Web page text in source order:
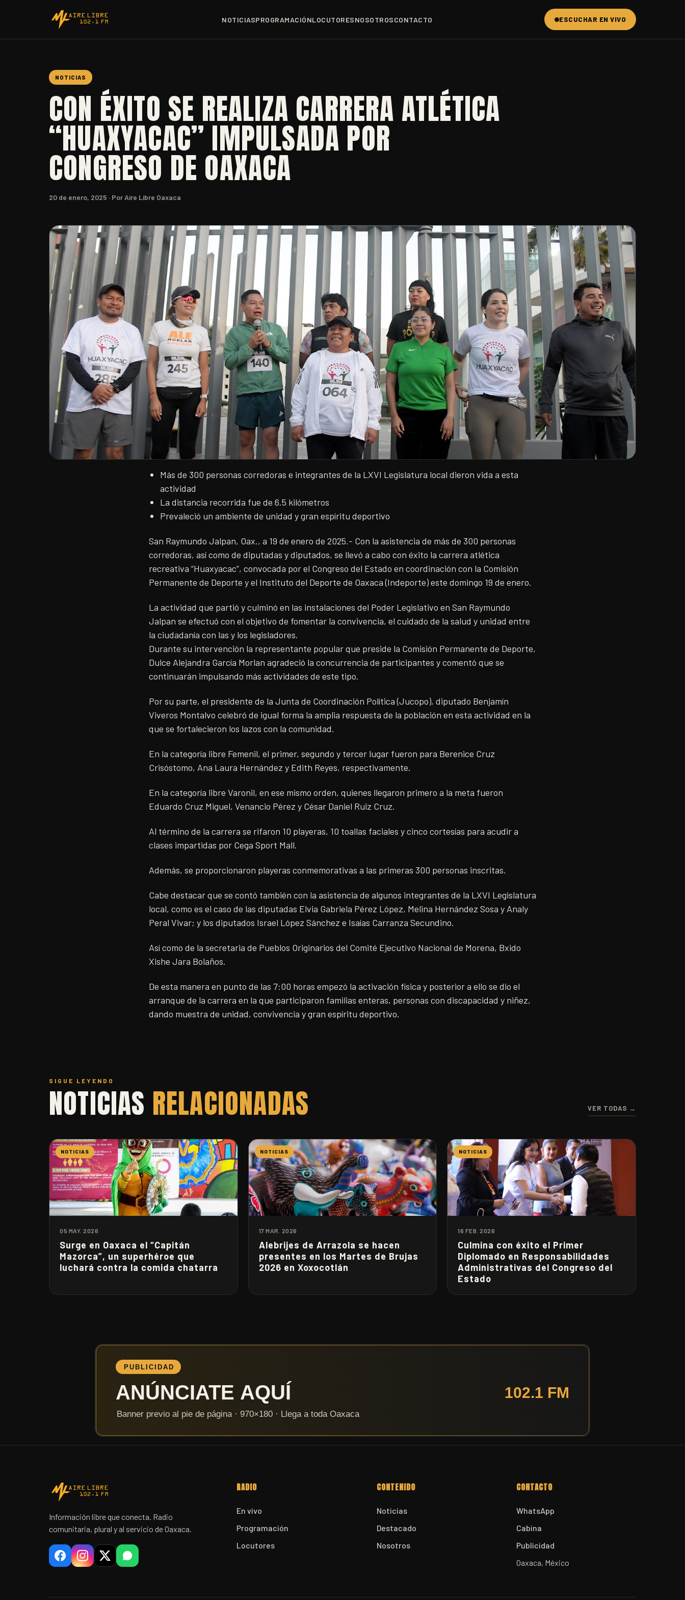
NOTICIASPROGRAMACIÓNLOCUTORESNOSOTROSCONTACTO ESCUCHAR EN VIVO
NOTICIAS
CON ÉXITO SE REALIZA CARRERA ATLÉTICA
“HUAXYACAC” IMPULSADA POR
CONGRESO DE OAXACA
20 de enero, 2025 · Por Aire Libre Oaxaca
Más de 300 personas corredoras e integrantes de la LXVI Legislatura local dieron vida a esta
actividad
La distancia recorrida fue de 6.5 kilómetros
Prevaleció un ambiente de unidad y gran espíritu deportivo
San Raymundo Jalpan, Oax., a 19 de enero de 2025.- Con la asistencia de más de 300 personas
corredoras, así como de diputadas y diputados, se llevó a cabo con éxito la carrera atlética
recreativa “Huaxyacac”, convocada por el Congreso del Estado en coordinación con la Comisión
Permanente de Deporte y el Instituto del Deporte de Oaxaca (Indeporte) este domingo 19 de enero.
La actividad que partió y culminó en las instalaciones del Poder Legislativo en San Raymundo
Jalpan se efectuó con el objetivo de fomentar la convivencia, el cuidado de la salud y unidad entre
la ciudadanía con las y los legisladores.
Durante su intervención la representante popular que preside la Comisión Permanente de Deporte,
Dulce Alejandra García Morlan agradeció la concurrencia de participantes y comentó que se
continuarán impulsando más actividades de este tipo.
Por su parte, el presidente de la Junta de Coordinación Política (Jucopo), diputado Benjamín
Viveros Montalvo celebró de igual forma la amplia respuesta de la población en esta actividad en la
que se fortalecieron los lazos con la comunidad.
En la categoría libre Femenil, el primer, segundo y tercer lugar fueron para Berenice Cruz
Crisóstomo, Ana Laura Hernández y Edith Reyes, respectivamente.
En la categoría libre Varonil, en ese mismo orden, quienes llegaron primero a la meta fueron
Eduardo Cruz Miguel, Venancio Pérez y César Daniel Ruiz Cruz.
Al término de la carrera se rifaron 10 playeras, 10 toallas faciales y cinco cortesías para acudir a
clases impartidas por Cega Sport Mall.
Además, se proporcionaron playeras conmemorativas a las primeras 300 personas inscritas.
Cabe destacar que se contó también con la asistencia de algunos integrantes de la LXVI Legislatura
local, como es el caso de las diputadas Elvia Gabriela Pérez López, Melina Hernández Sosa y Analy
Peral Vivar; y los diputados Israel López Sánchez e Isaías Carranza Secundino.
Así como de la secretaria de Pueblos Originarios del Comité Ejecutivo Nacional de Morena, Bxido
Xishe Jara Bolaños.
De esta manera en punto de las 7:00 horas empezó la activación física y posterior a ello se dio el
arranque de la carrera en la que participaron familias enteras, personas con discapacidad y niñez,
dando muestra de unidad, convivencia y gran espíritu deportivo.
SIGUE LEYENDO
NOTICIAS RELACIONADAS VER TODAS →
NOTICIAS
05 MAY. 2026
Surge en Oaxaca el “Capitán
Mazorca”, un superhéroe que
luchará contra la comida chatarra
NOTICIAS
17 MAR. 2026
Alebrijes de Arrazola se hacen
presentes en los Martes de Brujas
2026 en Xoxocotlán
NOTICIAS
16 FEB. 2026
Culmina con éxito el Primer
Diplomado en Responsabilidades
Administrativas del Congreso del
Estado
Información libre que conecta. Radio
comunitaria, plural y al servicio de Oaxaca.
RADIO
En vivo
Programación
Locutores
CONTENIDO
Noticias
Destacado
Nosotros
CONTACTO
WhatsApp
Cabina
Publicidad
Oaxaca, México